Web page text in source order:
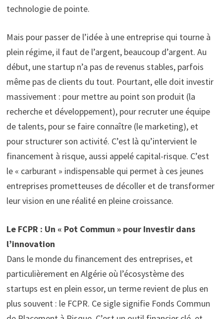
technologie de pointe.
Mais pour passer de l’idée à une entreprise qui tourne à
plein régime, il faut de l’argent, beaucoup d’argent. Au
début, une startup n’a pas de revenus stables, parfois
même pas de clients du tout. Pourtant, elle doit investir
massivement : pour mettre au point son produit (la
recherche et développement), pour recruter une équipe
de talents, pour se faire connaître (le marketing), et
pour structurer son activité. C’est là qu’intervient le
financement à risque, aussi appelé capital-risque. C’est
le « carburant » indispensable qui permet à ces jeunes
entreprises prometteuses de décoller et de transformer
leur vision en une réalité en pleine croissance.
Le FCPR : Un « Pot Commun » pour Investir dans
l’innovation
Dans le monde du financement des entreprises, et
particulièrement en Algérie où l’écosystème des
startups est en plein essor, un terme revient de plus en
plus souvent : le FCPR. Ce sigle signifie Fonds Commun